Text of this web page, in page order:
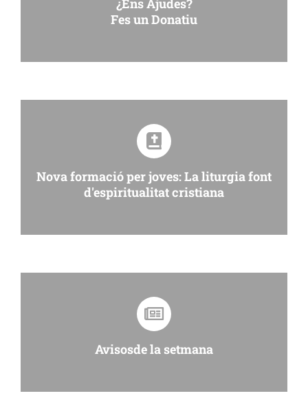
¿Ens Ajudes?
Fes un Donatiu
Nova formació per joves: La liturgia font
d'espiritualitat cristiana
Avisosde la setmana